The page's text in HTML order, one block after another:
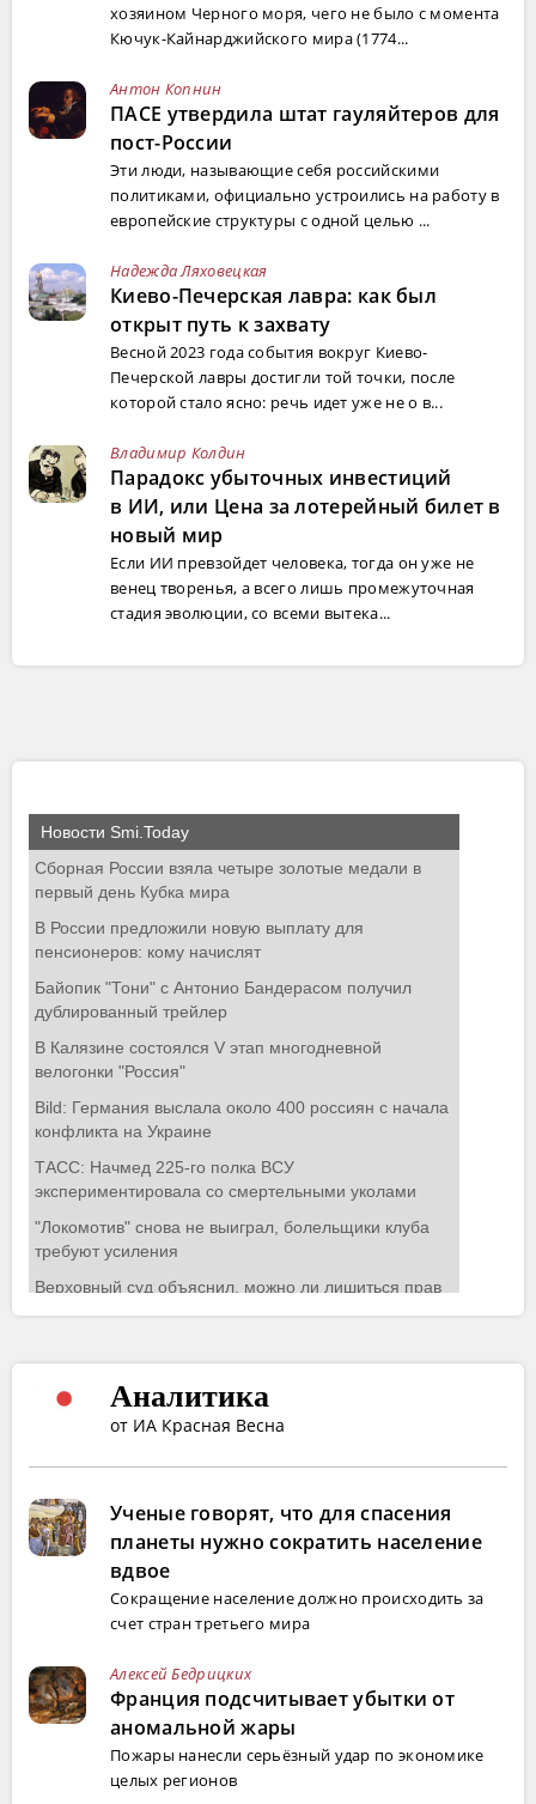
хозяином Черного моря, чего не было с момента
Кючук-Кайнарджийского мира (1774...
Антон Копнин
ПАСЕ утвердила штат гауляйтеров для
пост-России
Эти люди, называющие себя российскими
политиками, официально устроились на работу в
европейские структуры с одной целью ...
Надежда Ляховецкая
Киево-Печерская лавра: как был
открыт путь к захвату
Весной 2023 года события вокруг Киево-
Печерской лавры достигли той точки, после
которой стало ясно: речь идет уже не о в...
Владимир Колдин
Парадокс убыточных инвестиций
в ИИ, или Цена за лотерейный билет в
новый мир
Если ИИ превзойдет человека, тогда он уже не
венец творенья, а всего лишь промежуточная
стадия эволюции, со всеми вытека...
Аналитика
от ИА Красная Весна
Ученые говорят, что для спасения
планеты нужно сократить население
вдвое
Сокращение население должно происходить за
счет стран третьего мира
Алексей Бедрицких
Франция подсчитывает убытки от
аномальной жары
Пожары нанесли серьёзный удар по экономике
целых регионов